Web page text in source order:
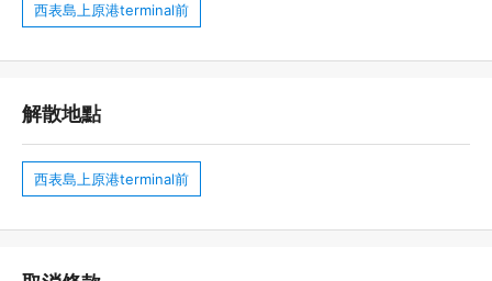
西表島上原港terminal前
解散地點
西表島上原港terminal前